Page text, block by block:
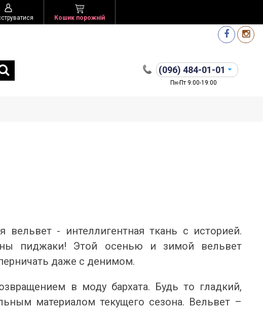
Кошик порожній
(096) 484-01-01
Пн-Пт 9:00-19:00
- интеллигентная ткань с историей.
пиджаки! Этой осенью и зимой вельвет
даже с денимом.
в моду бархата. Будь то гладкий,
материалом текущего сезона. Вельвет –